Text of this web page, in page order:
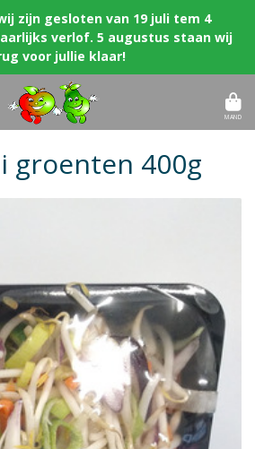
zijn gesloten van 19 juli tem 4
verlof. 5 augustus staan wij
voor jullie klaar!
MAND
groenten 400g